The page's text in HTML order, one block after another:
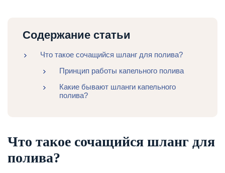
Содержание статьи
Что такое сочащийся шланг для полива?
Принцип работы капельного полива
Какие бывают шланги капельного
полива?
Что такое сочащийся шланг для
полива?